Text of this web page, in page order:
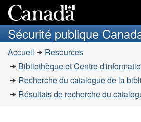
au
à
la
Recherche
et
menus
Sécurité publique
Vous
êtes
ici
Accueil
Resources
Bibliothèque et Centre
Recherche du catalogue de la
Résultats de recherche du